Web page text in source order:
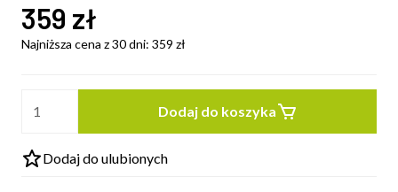
359 zł
Najniższa cena z 30 dni: 359 zł
Dodaj do koszyka
Dodaj do ulubionych